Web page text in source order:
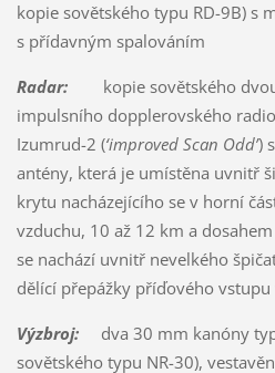
kopie sovětského typu RD-9B) s
s přídavným spalováním
Radar:kopie sovětského
impulsního dopplerovského
Izumrud-2 (‘improved Scan Odd’)
antény, která je umístěna uvnitř
krytu nacházejícího se v horní
vzduchu, 10 až 12 km a
se nachází uvnitř nevelkého
dělící přepážky příďového
Výzbroj:dva 30 mm kanóny
sovětského typu NR-30),